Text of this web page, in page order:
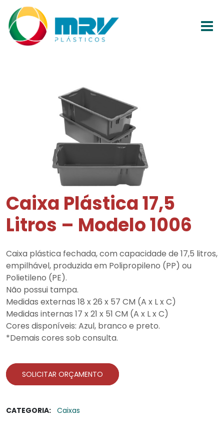
Caixa Plástica 17,5
Litros – Modelo 1006
Caixa plástica fechada, com capacidade de 17,5 litros,
empilhável, produzida em Polipropileno (PP) ou
Polietileno (PE).
Não possui tampa.
Medidas externas 18 x 26 x 57 CM (A x L x C)
Medidas internas 17 x 21 x 51 CM (A x L x C)
Cores disponíveis: Azul, branco e preto.
*Demais cores sob consulta.
SOLICITAR ORÇAMENTO
CATEGORIA: Caixas